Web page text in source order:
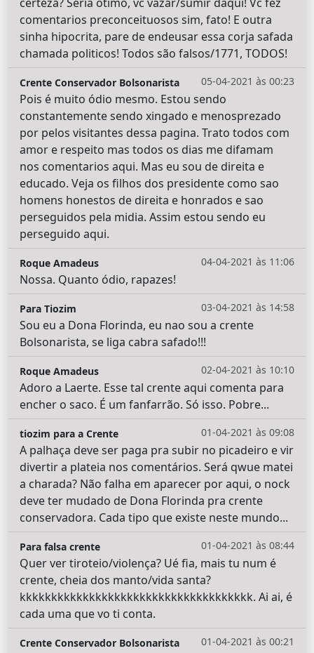
certeza? Seria ótimo, vc vazar/sumir daqui! Vc fez
comentarios preconceituosos sim, fato! E outra
sinha hipocrita, pare de endeusar essa corja safada
chamada politicos! Todos são falsos/1771, TODOS!
05-04-2021 às 00:23
Crente Conservador Bolsonarista
Pois é muito ódio mesmo. Estou sendo
constantemente sendo xingado e menosprezado
por pelos visitantes dessa pagina. Trato todos com
amor e respeito mas todos os dias me difamam
nos comentarios aqui. Mas eu sou de direita e
educado. Veja os filhos dos presidente como sao
homens honestos de direita e honrados e sao
perseguidos pela midia. Assim estou sendo eu
perseguido aqui.
04-04-2021 às 11:06
Roque Amadeus
Nossa. Quanto ódio, rapazes!
03-04-2021 às 14:58
Para Tiozim
Sou eu a Dona Florinda, eu nao sou a crente
Bolsonarista, se liga cabra safado!!!
02-04-2021 às 10:10
Roque Amadeus
Adoro a Laerte. Esse tal crente aqui comenta para
encher o saco. É um fanfarrão. Só isso. Pobre...
01-04-2021 às 09:08
tiozim para a Crente
A palhaça deve ser paga pra subir no picadeiro e vir
divertir a plateia nos comentários. Será qwue matei
a charada? Não falha em aparecer por aqui, o nock
deve ter mudado de Dona Florinda pra crente
conservadora. Cada tipo que existe neste mundo...
01-04-2021 às 08:44
Para falsa crente
Quer ver tiroteio/violença? Ué fia, mais tu num é
crente, cheia dos manto/vida santa?
kkkkkkkkkkkkkkkkkkkkkkkkkkkkkkkkkkkkk. Ai ai, é
cada uma que vo ti conta.
01-04-2021 às 00:21
Crente Conservador Bolsonarista